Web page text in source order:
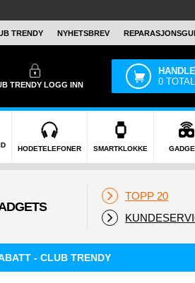
TRENDY NYHETSBREV
TRENDYLOGG INN
0
HODETELEFONER SMARTKLOKKE
TOPP 20
- CLUB TRENDY